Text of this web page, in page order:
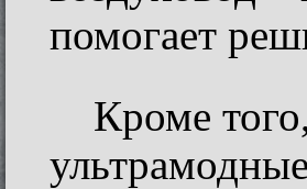
помогает
Кроме